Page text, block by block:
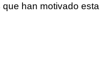
han motivado esta